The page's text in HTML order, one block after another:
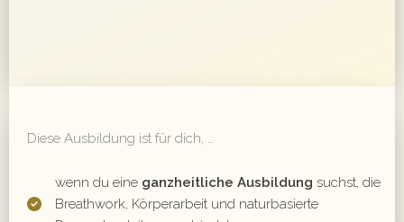
Diese Ausbildung ist für dich, …
wenn du eine ganzheitliche Ausbildung suchst, die
Breathwork, Körperarbeit und naturbasierte